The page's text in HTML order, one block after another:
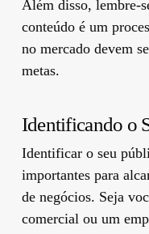
Além disso, lembre-
conteúdo é um
no mercado devem
metas.
Identificando o
Identificar o seu
importantes para
de negócios. Seja
comercial ou um